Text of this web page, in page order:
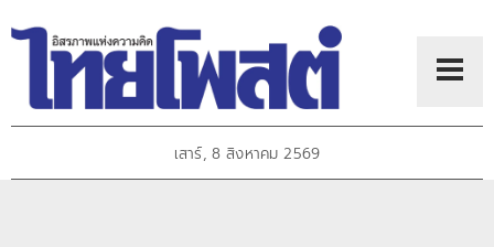
เสาร์, 8 สิงหาคม 2569